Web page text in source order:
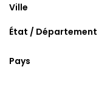
Ville
État / Département
Pays